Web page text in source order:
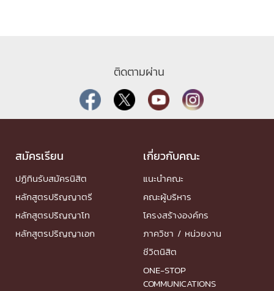
ติดตามผ่าน
สมัครเรียน
ปฏิทินรับสมัครนิสิต
หลักสูตรปริญญาตรี
หลักสูตรปริญญาโท
หลักสูตรปริญญาเอก
เกี่ยวกับคณะ
แนะนำคณะ
คณะผู้บริหาร
โครงสร้างองค์กร
ภาควิชา / หน่วยงาน
ชีวิตนิสิต
ONE-STOP
COMMUNICATIONS